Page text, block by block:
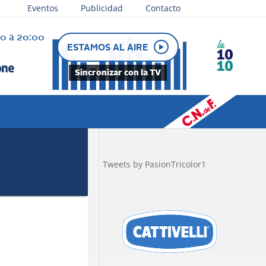
Eventos Publicidad Contacto
a 20:00
juega
ESTAMOS AL AIRE
Sincronizar con la TV
Tweets by PasionTricolor1